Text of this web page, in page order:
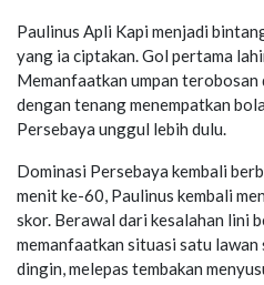
Paulinus Apli Kapi menjadi
yang ia ciptakan. Gol pertama
Memanfaatkan umpan
dengan tenang menempatkan
Persebaya unggul lebih dulu.
Dominasi Persebaya kembali
menit ke-60, Paulinus kembali
skor. Berawal dari kesalahan lini
memanfaatkan situasi satu
dingin, melepas tembakan